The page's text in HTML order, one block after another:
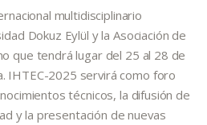
multidisciplinario
Dokuz Eylül y la Asociación de
que tendrá lugar del 25 al 28 de
IHTEC-2025 servirá como foro
técnicos, la difusión de
y la presentación de nuevas